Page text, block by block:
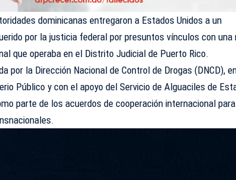
dominicanas entregaron a Estados Unidos a un
por la justicia federal por presuntos vínculos con una
que operaba en el Distrito Judicial de Puerto Rico.
por la Dirección Nacional de Control de Drogas (DNCD),
Público y con el apoyo del Servicio de Alguaciles de
parte de los acuerdos de cooperación internacional